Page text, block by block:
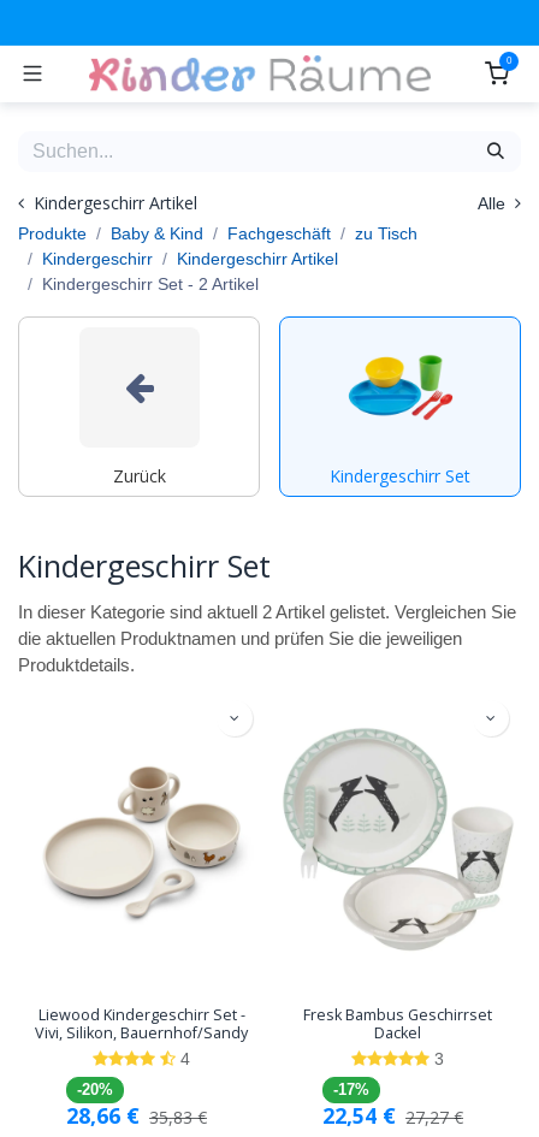
0
Kindergeschirr Artikel
Alle
Produkte
Baby & Kind Fachgeschäft
zu Tisch
Kindergeschirr
Kindergeschirr Artikel
Kindergeschirr Set - 2 Artikel
Zurück Kindergeschirr Set
Kindergeschirr Set
In dieser Kategorie sind aktuell 2 Artikel gelistet. Vergleichen Sie
die aktuellen Produktnamen und prüfen Sie die jeweiligen
Produktdetails.
Liewood Kindergeschirr Set -
Vivi, Silikon, Bauernhof/Sandy
4
-20%
28,66 € 35,83€
Fresk Bambus Geschirrset
Dackel
3
-17%
22,54 € 27,27€